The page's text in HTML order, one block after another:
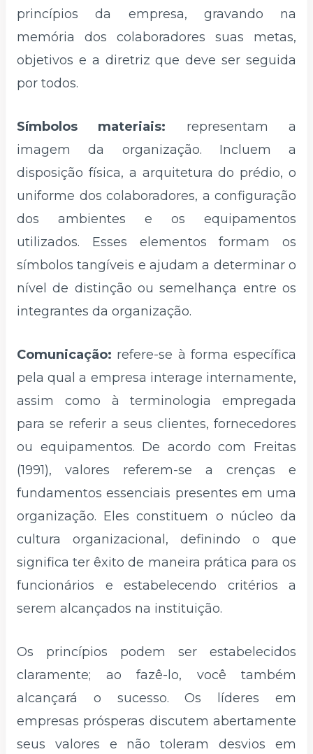
princípios da empresa, gravando na
memória dos colaboradores suas metas,
objetivos e a diretriz que deve ser seguida
por todos.
Símbolos materiais: representam a
imagem da organização. Incluem a
disposição física, a arquitetura do prédio, o
uniforme dos colaboradores, a configuração
dos ambientes e os equipamentos
utilizados. Esses elementos formam os
símbolos tangíveis e ajudam a determinar o
nível de distinção ou semelhança entre os
integrantes da organização.
Comunicação: refere-se à forma específica
pela qual a empresa interage internamente,
assim como à terminologia empregada
para se referir a seus clientes, fornecedores
ou equipamentos. De acordo com Freitas
(1991), valores referem-se a crenças e
fundamentos essenciais presentes em uma
organização. Eles constituem o núcleo da
cultura organizacional, definindo o que
significa ter êxito de maneira prática para os
funcionários e estabelecendo critérios a
serem alcançados na instituição.
Os princípios podem ser estabelecidos
claramente; ao fazê-lo, você também
alcançará o sucesso. Os líderes em
empresas prósperas discutem abertamente
seus valores e não toleram desvios em